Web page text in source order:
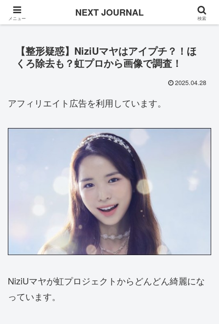
Once in a while
【整形疑惑】NiziUマヤはアイプチ？！ほ
くろ除去も？虹プロから画像で調査！
2025.04.28
アフィリエイト広告を利用しています。
NiziUマヤが虹プロジェクトからどんどん綺麗にな
っています。
メニュー NEXT JOURNAL 検索